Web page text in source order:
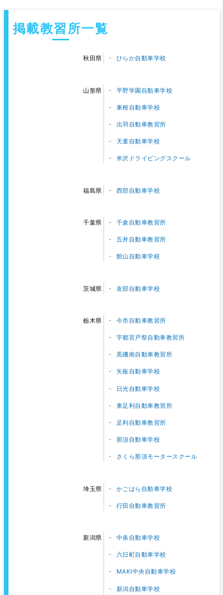
掲載教習所一覧
秋田県 ひらか自動車学校
山形県 平野学園自動車学校
東根自動車学校
出羽自動車教習所
天童自動車学校
米沢ドライビングスクール
福島県 西部自動車学校
千葉県 千倉自動車教習所
五井自動車教習所
館山自動車学校
茨城県 友部自動車学校
栃木県 今市自動車教習所
宇都宮戸祭自動車教習所
黒磯南自動車教習所
矢板自動車学校
日光自動車学校
東足利自動車教習所
足利自動車教習所
那須自動車学校
さくら那須モータースクール
埼玉県 かごはら自動車学校
行田自動車教習所
新潟県 中条自動車学校
六日町自動車学校
MAKI中央自動車学校
新潟自動車学校